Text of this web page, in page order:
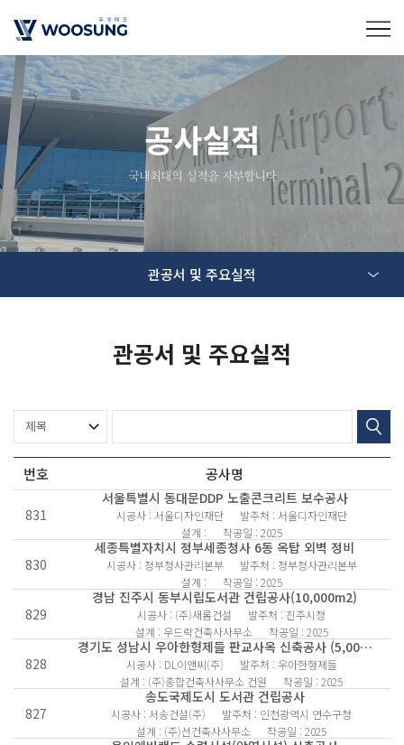
공사실적
국내최대의 실적을 자부합니다
관공서 및 주요실적
관공서 및 주요실적
번호 공사명
831
서울특별시 동대문DDP 노출콘크리트 보수공사
시공사 : 서울디자인재단
발주처 : 서울디자인재단
설계 :
착공일 : 2025
830
세종특별자치시 정부세종청사 6동 옥탑 외벽 정비
시공사 : 정부청사관리본부
발주처 : 정부청사관리본부
설계 :
착공일 : 2025
829
경남 진주시 동부시립도서관 건립공사(10,000m2)
시공사 : (주)새롬건설
발주처 : 진주시청
설계 : 우드락건축사사무소
착공일 : 2025
828
경기도 성남시 우아한형제들 판교사옥 신축공사 (5,00…
시공사 : DL이앤씨(주)
발주처 : 우아한형제들
설계 : (주)종합건축사사무소 건원
착공일 : 2025
827
송도국제도시 도서관 건립공사
시공사 : 서송건설(주)
발주처 : 인천광역시 연수구청
설계 : (주)선건축사사무소
착공일 : 2025